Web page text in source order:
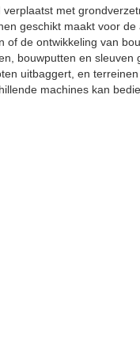
verplaatst met
geschikt maakt voor de
of de ontwikkeling van
bouwputten en sleuven
uitbaggert, en
machines kan